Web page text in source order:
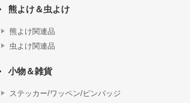
熊よけ＆虫よけ
熊よけ関連品
虫よけ関連品
小物＆雑貨
ステッカー/ワッペン/ピンバッジ